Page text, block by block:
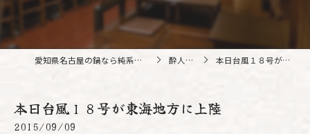
愛知県名古屋の鍋なら純系名古屋コーチン 酔人 酔人ブログ 本日台風１８号が東海地方に上陸
本日台風１８号が東海地方に上陸
2015/09/09